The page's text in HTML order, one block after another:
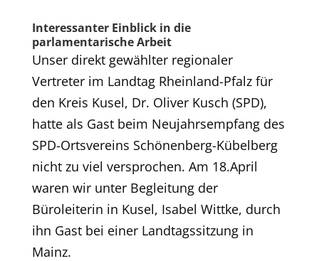
Interessanter Einblick in die
parlamentarische Arbeit
Unser direkt gewählter regionaler
Vertreter im Landtag Rheinland-Pfalz für
den Kreis Kusel, Dr. Oliver Kusch (SPD),
hatte als Gast beim Neujahrsempfang des
SPD-Ortsvereins Schönenberg-Kübelberg
nicht zu viel versprochen. Am 18.April
waren wir unter Begleitung der
Büroleiterin in Kusel, Isabel Wittke, durch
ihn Gast bei einer Landtagssitzung in
Mainz.